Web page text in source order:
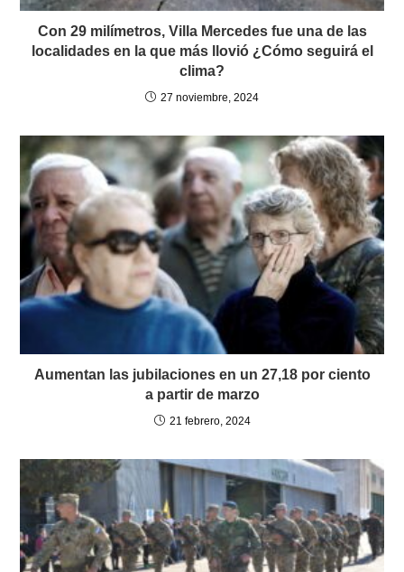
Con 29 milímetros, Villa Mercedes fue una de las
localidades en la que más llovió ¿Cómo seguirá el
clima?
27 noviembre, 2024
Aumentan las jubilaciones en un 27,18 por ciento
a partir de marzo
21 febrero, 2024